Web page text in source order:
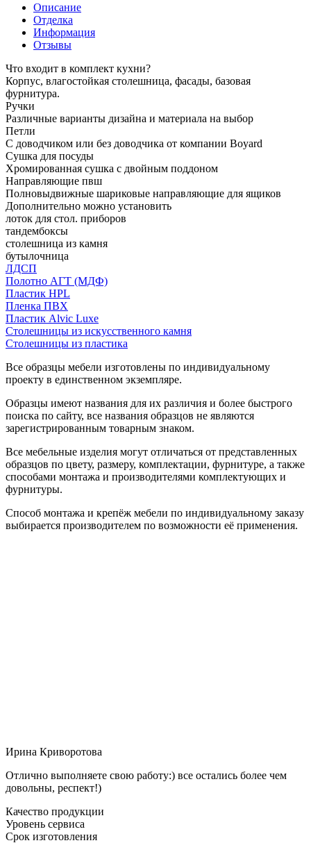
Описание
Отделка
Информация
Отзывы
Что входит в комплект кухни?
Корпус, влагостойкая столешница, фасады, базовая
фурнитура.
Ручки
Различные варианты дизайна и материала на выбор
Петли
С доводчиком или без доводчика от компании Boyard
Сушка для посуды
Хромированная сушка с двойным поддоном
Направляющие пвш
Полновыдвижные шариковые направляющие для ящиков
Дополнительно можно установить
лоток для стол. приборов
тандембоксы
столешница из камня
бутылочница
ЛДСП
Полотно АГТ (МДФ)
Пластик HPL
Пленка ПВХ
Пластик Alvic Luxe
Столешницы из искусственного камня
Столешницы из пластика
Все образцы мебели изготовлены по индивидуальному
проекту в единственном экземпляре.
Образцы имеют названия для их различия и более быстрого
поиска по сайту, все названия образцов не являются
зарегистрированным товарным знаком.
Все мебельные изделия могут отличаться от представленных
образцов по цвету, размеру, комплектации, фурнитуре, а также
способами монтажа и производителями комплектующих и
фурнитуры.
Способ монтажа и крепёж мебели по индивидуальному заказу
выбирается производителем по возможности её применения.
Ирина Криворотова
Отлично выполняете свою работу:) все остались более чем
довольны, респект!)
Качество продукции
Уровень сервиса
Срок изготовления